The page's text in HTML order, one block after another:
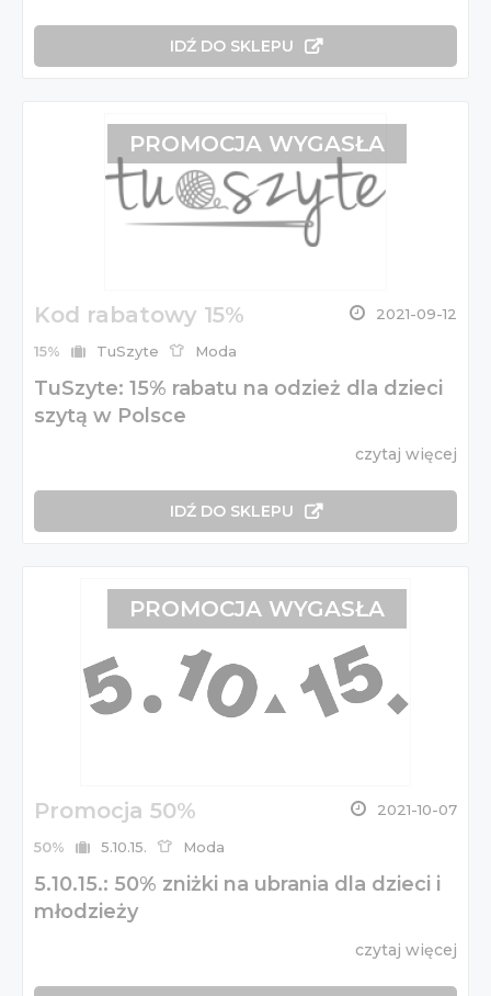
IDŹ DO SKLEPU
Kod rabatowy 15% 2021-09-12
15% TuSzyte Moda
TuSzyte: 15% rabatu na odzież dla dzieci
szytą w Polsce
czytaj więcej
IDŹ DO SKLEPU
PROMOCJA WYGASŁA
Promocja 50% 2021-10-07
50% 5.10.15. Moda
5.10.15.: 50% zniżki na ubrania dla dzieci i
młodzieży
czytaj więcej
PROMOCJA WYGASŁA